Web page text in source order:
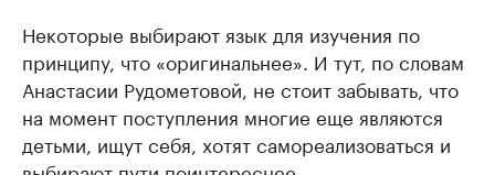
Некоторые выбирают язык для изучения по
принципу, что «оригинальнее». И тут, по словам
Анастасии Рудометовой, не стоит забывать, что
на момент поступления многие еще являются
детьми, ищут себя, хотят самореализоваться и